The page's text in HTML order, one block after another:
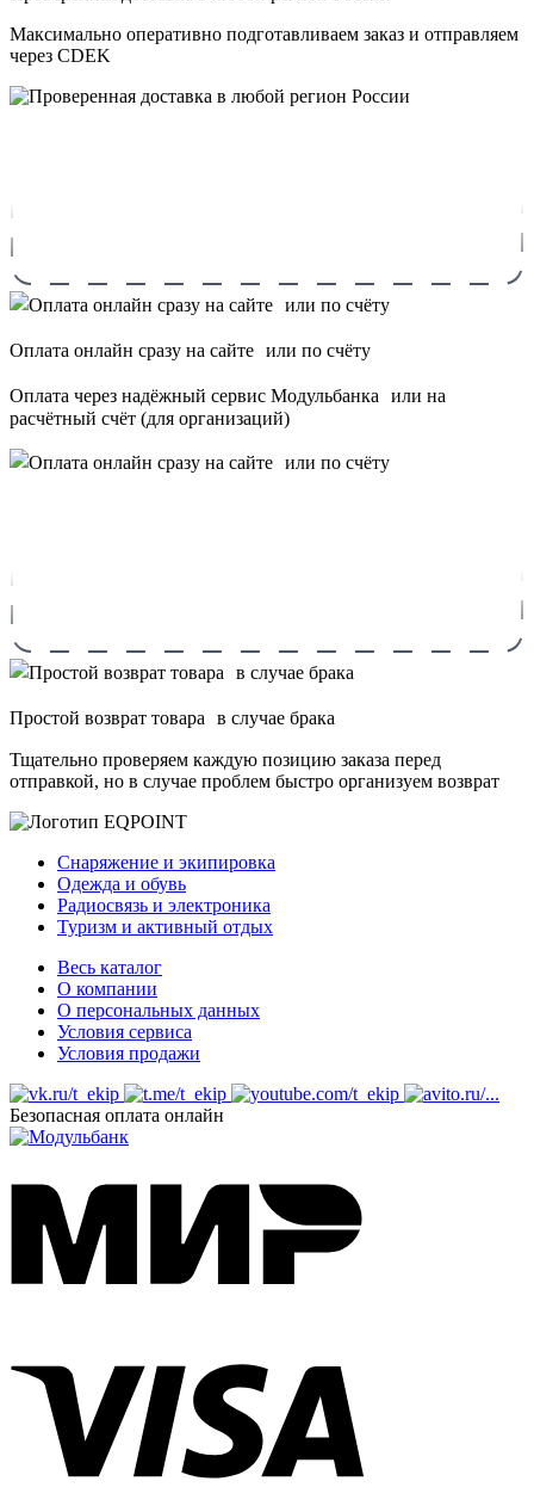
Максимально оперативно подготавливаем заказ и отправляем
через CDEK
Оплата онлайн сразу на сайте или по счёту
Оплата через надёжный сервис Модульбанка или на
расчётный счёт (для организаций)
Простой возврат товара в случае брака
Тщательно проверяем каждую позицию заказа перед
отправкой, но в случае проблем быстро организуем возврат
Снаряжение и экипировка
Одежда и обувь
Радиосвязь и электроника
Туризм и активный отдых
Весь каталог
О компании
О персональных данных
Условия сервиса
Условия продажи
Безопасная оплата онлайн